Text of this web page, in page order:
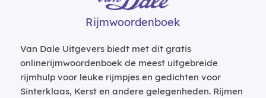
Rijmwoordenboek
Van Dale Uitgevers biedt met dit gratis
onlinerijmwoordenboek de meest uitgebreide
rijmhulp voor leuke rijmpjes en gedichten voor
Sinterklaas, Kerst en andere gelegenheden. Rijmen